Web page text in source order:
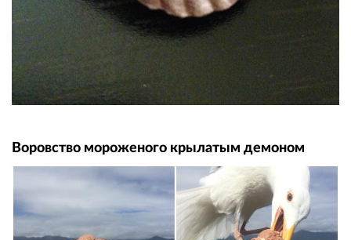
Воровство мороженого крылатым демоном